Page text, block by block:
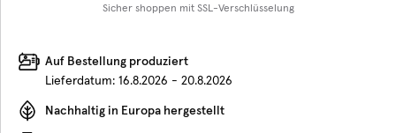
Sicher shoppen mit SSL-Verschlüsselung
Auf Bestellung produziert
Lieferdatum: 16.8.2026 - 20.8.2026
Nachhaltig in Europa hergestellt